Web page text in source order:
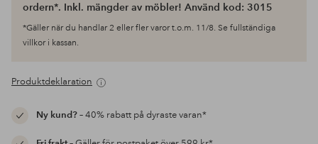
ordern*. Inkl. mängder av möbler! Använd kod: 3015
*Gäller när du handlar 2 eller fler varor t.o.m. 11/8. Se fullständiga
villkor i kassan.
Produktdeklaration
Ny kund?– 40% rabatt på dyraste varan*